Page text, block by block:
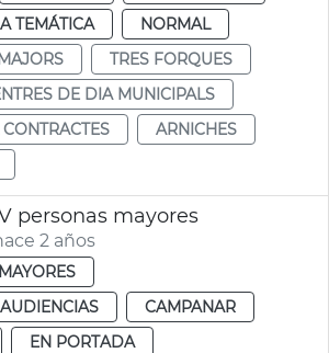
TEMÁTICA
NORMAL
TRES FORQUES
DE DIA MUNICIPALS
ARNICHES
personas mayores
2 años
CAMPANAR
EN PORTADA